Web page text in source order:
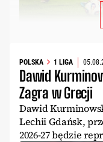
POLSKA 1 LIGA
Dawid
Zagra w Grecji
Dawid
Lechii Gdańsk,
2026-27 będzie